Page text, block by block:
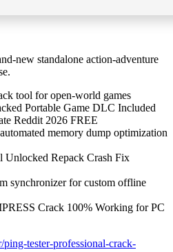
new standalone action-adventure
tool for open-world games
Portable Game DLC Included
Reddit 2026 FREE
memory dump optimization
Unlocked Repack Crash Fix
synchronizer for custom offline
Crack 100% Working for PC
tester-professional-crack-